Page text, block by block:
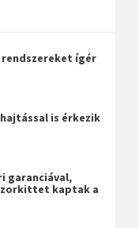
ígér
is érkezik
garanciával,
kaptak a